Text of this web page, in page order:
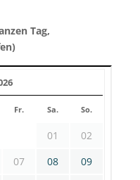
Tag,
Fr. Sa. So.
01
02
07 08
09